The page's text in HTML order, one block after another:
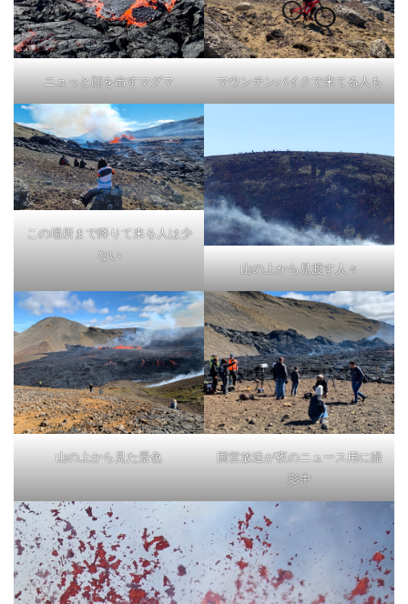
ニュっと顔を出すマグマ マウンテンバイクで来てる人も
この場所まで降りて来る人は少
ない
山の上から見渡す人々
山の上から見た景色
国営放送が夜のニュース用に撮
影中